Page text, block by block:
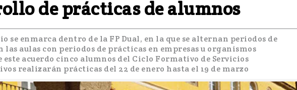
de prácticas de alumnos
se enmarca dentro de la FP Dual, en la que se alternan periodos de
las aulas con periodos de prácticas en empresas u organismos
este acuerdo cinco alumnos del Ciclo Formativo de Servicios
realizarán prácticas del 22 de enero hasta el 19 de marzo